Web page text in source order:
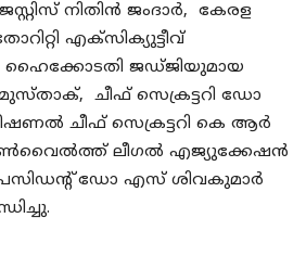
നിതിൻ ജംദാർ, കേരള
എക്സിക്യുട്ടീവ്
ഹൈക്കോടതി ജഡ്ജിയുമായ
ചീഫ് സെക്രട്ടറി ഡോ
ചീഫ് സെക്രട്ടറി കെ ആർ
ലീഗൽ എജ്യുക്കേഷൻ
ഡോ എസ് ശിവകുമാർ